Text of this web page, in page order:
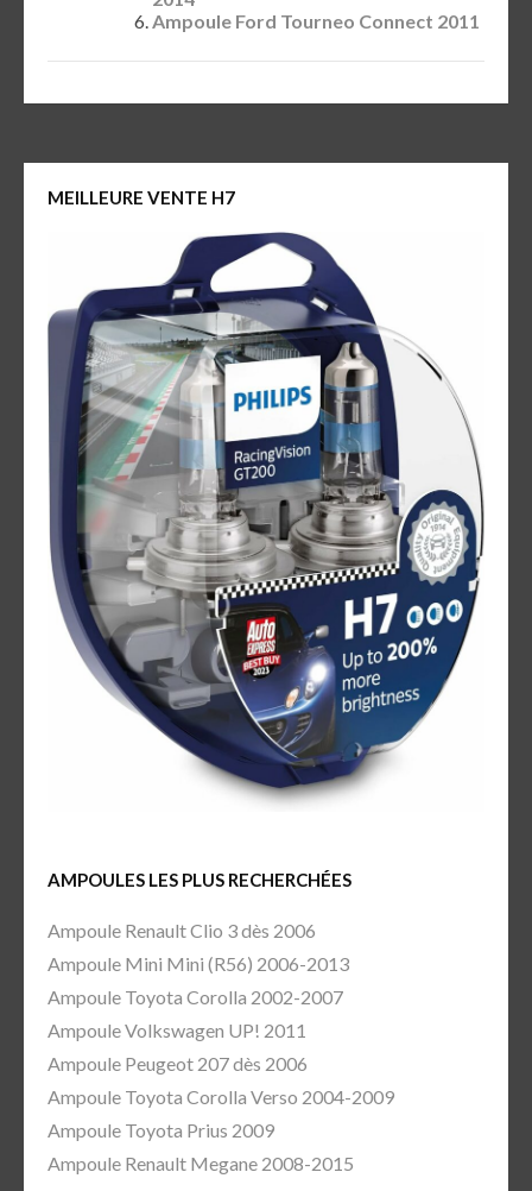
Ampoule Ford Tourneo Connect 2011
MEILLEURE VENTE H7
AMPOULES LES PLUS RECHERCHÉES
Ampoule Renault Clio 3 dès 2006
Ampoule Mini Mini (R56) 2006-2013
Ampoule Toyota Corolla 2002-2007
Ampoule Volkswagen UP! 2011
Ampoule Peugeot 207 dès 2006
Ampoule Toyota Corolla Verso 2004-2009
Ampoule Toyota Prius 2009
Ampoule Renault Megane 2008-2015